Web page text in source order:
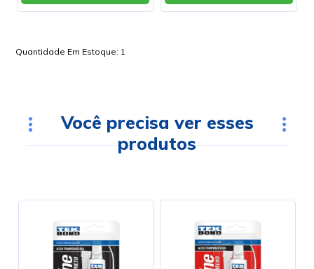
Quantidade Em Estoque: 1
Você precisa ver esses
produtos